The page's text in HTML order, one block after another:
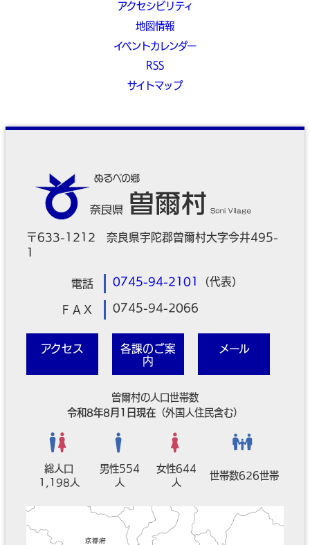
アクセシビリティ
地図情報
イベントカレンダー
RSS
サイトマップ
〒633-1212 奈良県宇陀郡曽爾村大字今井495-
1
電話 0745-94-2101 （代表）
ＦＡＸ 0745-94-2066
アクセス
各課のご案
内
メール
曽爾村の人口世帯数
令和8年8月1日現在 （外国人住民含む）
総人口
1,198人
男性554
人
女性644
人
世帯数626世帯